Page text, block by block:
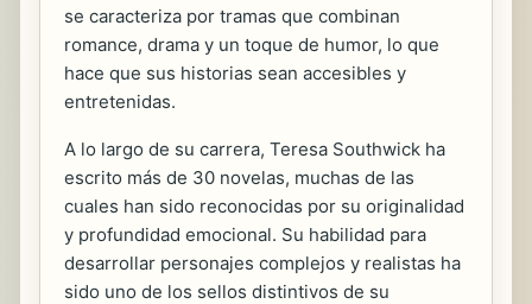
se caracteriza por tramas que combinan
romance, drama y un toque de humor, lo que
hace que sus historias sean accesibles y
entretenidas.
A lo largo de su carrera, Teresa Southwick ha
escrito más de 30 novelas, muchas de las
cuales han sido reconocidas por su originalidad
y profundidad emocional. Su habilidad para
desarrollar personajes complejos y realistas ha
sido uno de los sellos distintivos de su